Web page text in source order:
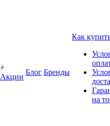
Акции
Блог Бренды
Как
на